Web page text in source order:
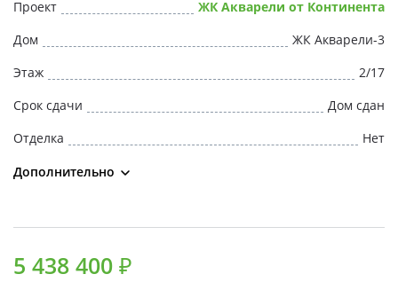
Проект
ЖК Акварели от Континента
Дом
ЖК Акварели-3
Этаж
2/17
Срок сдачи
Дом сдан
Отделка
Нет
Дополнительно
5 438 400 ₽